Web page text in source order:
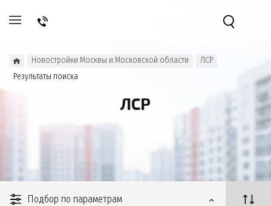
Новостройки Москвы и Московской области
ЛСР
Результаты поиска
ЛСР
Подбор по параметрам